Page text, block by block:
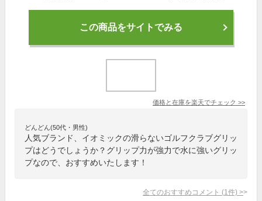
この商品をサイトでみる
価格と在庫を楽天でチェック >>
どんどん(50代・男性)
人気ブランド、イオミックの滑らないゴルフクラブグリッ
プはどうでしょうか？グリップ力が強力で水に強いグリッ
プなので、おすすめいたします！
全てのおすすめコメント (1 件) >